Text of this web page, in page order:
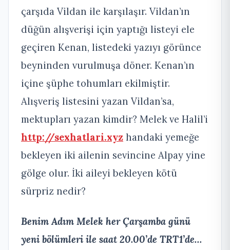
çarşıda Vildan ile karşılaşır. Vildan’ın
düğün alışverişi için yaptığı listeyi ele
geçiren Kenan, listedeki yazıyı görünce
beyninden vurulmuşa döner. Kenan’ın
içine şüphe tohumları ekilmiştir.
Alışveriş listesini yazan Vildan’sa,
mektupları yazan kimdir? Melek ve Halil’i
http://sexhatlari.xyz handaki yemeğe
bekleyen iki ailenin sevincine Alpay yine
gölge olur. İki aileyi bekleyen kötü
sürpriz nedir?
Benim Adım Melek her Çarşamba günü
yeni bölümleri ile saat 20.00’de TRT1’de…